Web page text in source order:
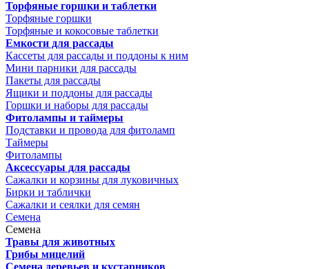
Торфяные горшки и таблетки
Торфяные горшки
Торфяные и кокосовые таблетки
Емкости для рассады
Кассеты для рассады и поддоны к ним
Мини парники для рассады
Пакеты для рассады
Ящики и поддоны для рассады
Горшки и наборы для рассады
Фитолампы и таймеры
Подставки и провода для фитоламп
Таймеры
Фитолампы
Аксессуары для рассады
Сажалки и корзины для луковичных
Бирки и таблички
Сажалки и сеялки для семян
Семена
Семена
Травы для животных
Грибы мицелий
Семена деревьев и кустарников